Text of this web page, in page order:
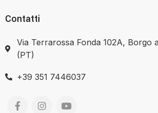
Contatti
Via Terrarossa Fonda 102A, Borgo
(PT)
+39 351 7446037